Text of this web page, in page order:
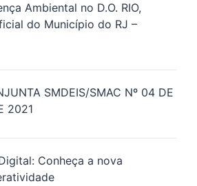
Ambiental no D.O. RIO,
do Município do RJ –
SMDEIS/SMAC Nº 04 DE
2021
Conheça a nova